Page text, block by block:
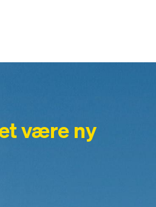
være ny